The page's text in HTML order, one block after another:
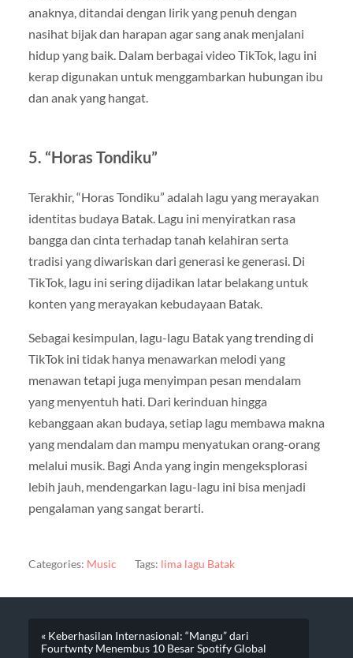
anaknya, ditandai dengan lirik yang penuh dengan
nasihat bijak dan harapan agar sang anak menjalani
hidup yang baik. Dalam berbagai video TikTok, lagu ini
kerap digunakan untuk menggambarkan hubungan ibu
dan anak yang hangat.
5. “Horas Tondiku”
Terakhir, “Horas Tondiku” adalah lagu yang merayakan
identitas budaya Batak. Lagu ini menyiratkan rasa
bangga dan cinta terhadap tanah kelahiran serta
tradisi yang diwariskan dari generasi ke generasi. Di
TikTok, lagu ini sering dijadikan latar belakang untuk
konten yang merayakan kebudayaan Batak.
Sebagai kesimpulan, lagu-lagu Batak yang trending di
TikTok ini tidak hanya menawarkan melodi yang
menawan tetapi juga menyimpan pesan mendalam
yang menyentuh hati. Dari kerinduan hingga
kebanggaan akan budaya, setiap lagu membawa makna
yang mendalam dan mampu menyatukan orang-orang
melalui musik. Bagi Anda yang ingin mengeksplorasi
lebih jauh, mendengarkan lagu-lagu ini bisa menjadi
pengalaman yang sangat berarti.
Categories: Music Tags: lima lagu Batak
« Keberhasilan Internasional: “Mangu” dari
Fourtwnty Menembus 10 Besar Spotify Global